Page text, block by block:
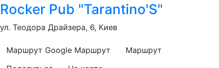
Rocker Pub "Tarantino'S"
ул. Теодора Драйзера, 6, Киев
Маршрут Google Маршрут
Маршрут